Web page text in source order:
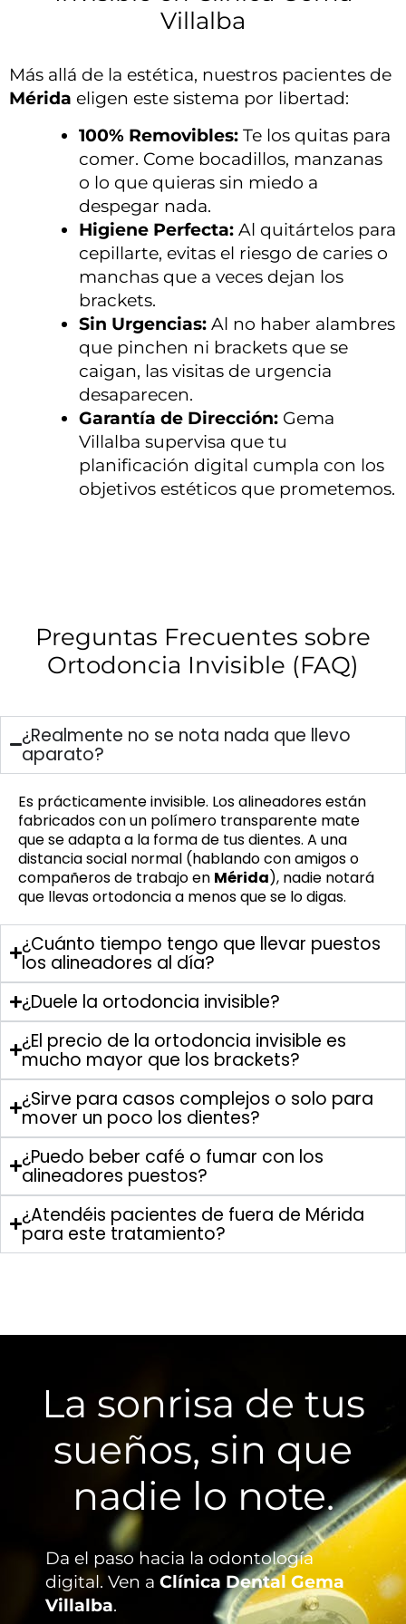
Villalba
Más allá de la estética, nuestros pacientes de
Mérida eligen este sistema por libertad:
100% Removibles: Te los quitas para
comer. Come bocadillos, manzanas
o lo que quieras sin miedo a
despegar nada.
Higiene Perfecta: Al quitártelos para
cepillarte, evitas el riesgo de caries o
manchas que a veces dejan los
brackets.
Sin Urgencias: Al no haber alambres
que pinchen ni brackets que se
caigan, las visitas de urgencia
desaparecen.
Garantía de Dirección: Gema
Villalba supervisa que tu
planificación digital cumpla con los
objetivos estéticos que prometemos.
Preguntas Frecuentes sobre
Ortodoncia Invisible (FAQ)
¿Realmente no se nota nada que llevo
aparato?
Es prácticamente invisible. Los alineadores están
fabricados con un polímero transparente mate
que se adapta a la forma de tus dientes. A una
distancia social normal (hablando con amigos o
compañeros de trabajo en Mérida), nadie notará
que llevas ortodoncia a menos que se lo digas.
¿Cuánto tiempo tengo que llevar puestos
los alineadores al día?
¿Duele la ortodoncia invisible?
¿El precio de la ortodoncia invisible es
mucho mayor que los brackets?
¿Sirve para casos complejos o solo para
mover un poco los dientes?
¿Puedo beber café o fumar con los
alineadores puestos?
¿Atendéis pacientes de fuera de Mérida
para este tratamiento?
La sonrisa de tus
sueños, sin que
nadie lo note.
Da el paso hacia la odontología
digital. Ven a Clínica Dental Gema
Villalba.